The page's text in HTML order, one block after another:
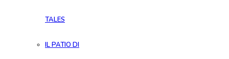
TALES
IL PATIO DI